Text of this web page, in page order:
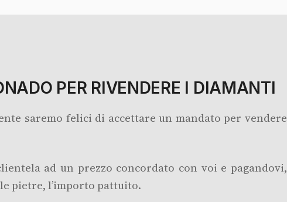
PER RIVENDERE I DIAMANTI
saremo felici di accettare un mandato per vendere
ad un prezzo concordato con voi e pagandovi,
pietre, l’importo pattuito.